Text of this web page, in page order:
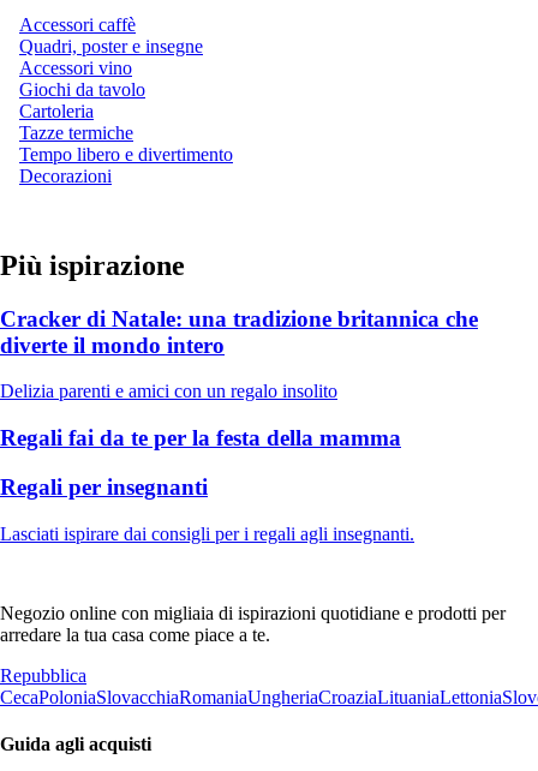
Accessori caffè
Quadri, poster e insegne
Accessori vino
Giochi da tavolo
Cartoleria
Tazze termiche
Tempo libero e divertimento
Decorazioni
Più ispirazione
Cracker di Natale: una tradizione britannica che
diverte il mondo intero
Delizia parenti e amici con un regalo insolito
Regali fai da te per la festa della mamma
Regali per insegnanti
Lasciati ispirare dai consigli per i regali agli insegnanti.
Negozio online con migliaia di ispirazioni quotidiane e prodotti per
arredare la tua casa come piace a te.
Repubblica
CecaPoloniaSlovacchiaRomaniaUngheriaCroaziaLituaniaLettonia
Guida agli acquisti